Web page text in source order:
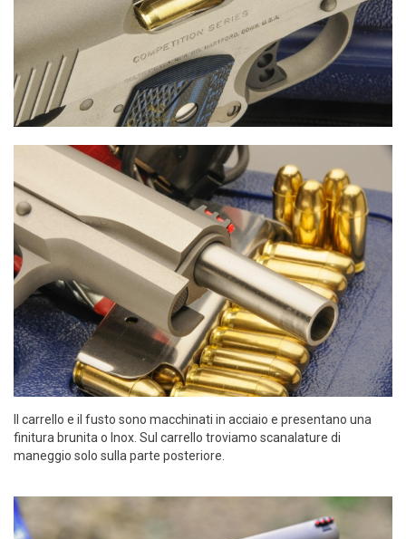
Il carrello e il fusto sono macchinati in acciaio e presentano una
finitura brunita o Inox. Sul carrello troviamo scanalature di
maneggio solo sulla parte posteriore.